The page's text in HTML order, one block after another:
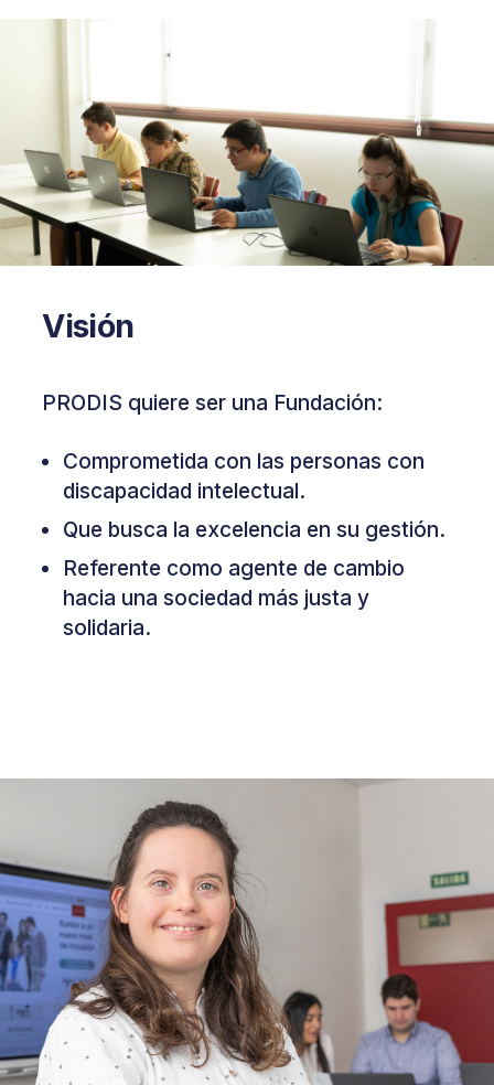
Visión
PRODIS quiere ser una Fundación:
Comprometida con las personas con
discapacidad intelectual.
Que busca la excelencia en su gestión.
Referente como agente de cambio
hacia una sociedad más justa y
solidaria.